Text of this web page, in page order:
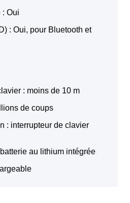
: Oui
: Oui, pour Bluetooth et
: moins de 10 m
de coups
: interrupteur de clavier
au lithium intégrée